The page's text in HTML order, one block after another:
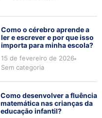
Como o cérebro aprende a
ler e escrever e por que isso
importa para minha escola?
15 de fevereiro de 2026
Sem categoria
Como desenvolver a fluência
matemática nas crianças da
educação infantil?